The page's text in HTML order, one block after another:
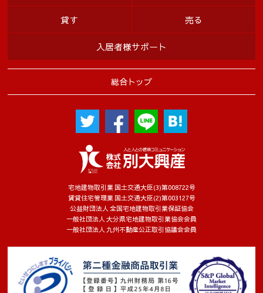
宅地建物取引業 国土交通大臣(3)第008722号
賃貸住宅管理業 国土交通大臣(2)第003127号
公益財団法人 全国宅地建物取引業保証協会
一般社団法人 大分県宅地建物取引業協会会員
一般社団法人 九州不動産公正取引協議会会員
総合トップ
貸す 売る
入居者様サポート